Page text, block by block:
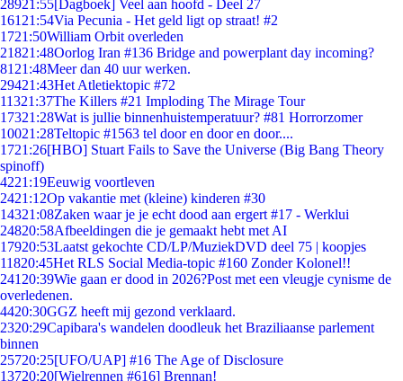
28921:55[Dagboek] Veel aan hoofd - Deel 27
161 21:54Via Pecunia - Het geld ligt op straat! #2
1721:50William Orbit overleden
21821:48Oorlog Iran #136 Bridge and powerplant day incoming?
81 21:48Meer dan 40 uur werken.
29421:43Het Atletiektopic #72
11321:37The Killers #21 Imploding The Mirage Tour
17321:28Wat is jullie binnenhuistemperatuur? #81 Horrorzomer
10021:28Teltopic #1563 tel door en door en door....
1721:26[HBO] Stuart Fails to Save the Universe (Big Bang Theory
spinoff)
4221:19Eeuwig voortleven
2421:12Op vakantie met (kleine) kinderen #30
14321:08Zaken waar je je echt dood aan ergert #17 - Werklui
24820:58Afbeeldingen die je gemaakt hebt met AI
17920:53Laatst gekochte CD/LP/MuziekDVD deel 75 | koopjes
11820:45Het RLS Social Media-topic #160 Zonder Kolonel!!
241 20:39Wie gaan er dood in 2026?Post met een vleugje cynisme de
overledenen.
4420:30GGZ heeft mij gezond verklaard.
2320:29Capibara's wandelen doodleuk het Braziliaanse parlement
binnen
25720:25[UFO/UAP] #16 The Age of Disclosure
13720:20[Wielrennen #616] Brennan!